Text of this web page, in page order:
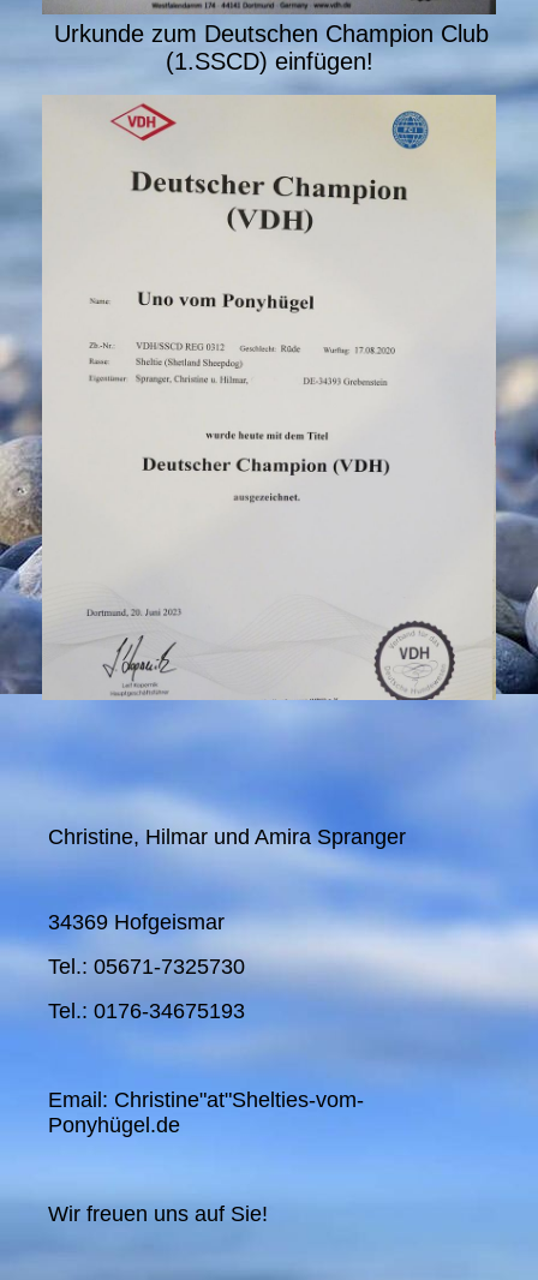
Urkunde zum Deutschen Champion Club
(1.SSCD) einfügen!
Christine, Hilmar und Amira Spranger
34369 Hofgeismar
Tel.: 05671-7325730
Tel.: 0176-34675193
Email: Christine"at"Shelties-vom-
Ponyhügel.de
Wir freuen uns auf Sie!